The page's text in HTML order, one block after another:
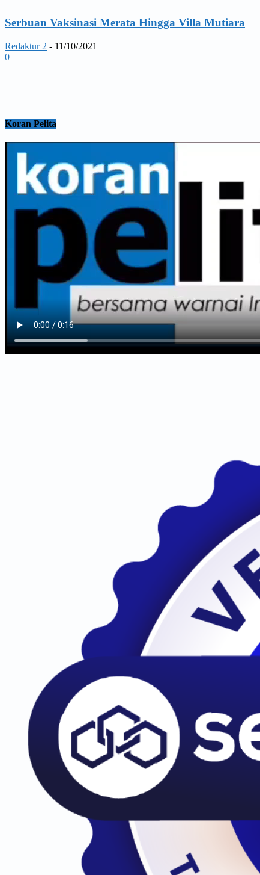
Serbuan Vaksinasi Merata Hingga Villa Mutiara
Redaktur 2 - 11/10/2021
0
Koran Pelita